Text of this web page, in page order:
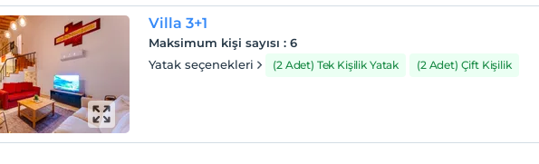
Villa 3+1
Maksimum kişi sayısı :6
Yatak seçenekleri
(2 Adet) Tek Kişilik Yatak (2 Adet) Çift Kişilik